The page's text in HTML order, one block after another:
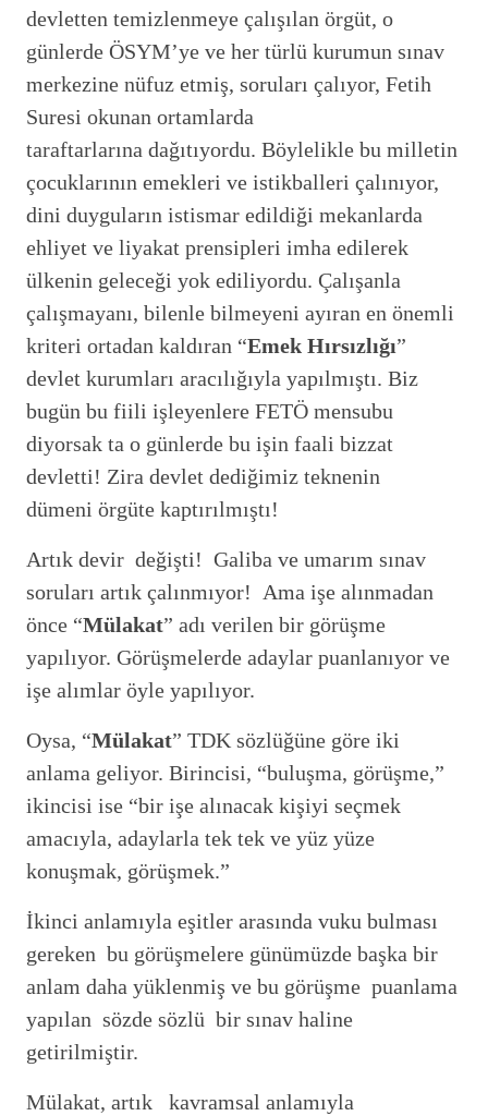
devletten temizlenmeye çalışılan örgüt, o
günlerde ÖSYM’ye ve her türlü kurumun sınav
merkezine nüfuz etmiş, soruları çalıyor, Fetih
Suresi okunan ortamlarda
taraftarlarına dağıtıyordu. Böylelikle bu milletin
çocuklarının emekleri ve istikballeri çalınıyor,
dini duyguların istismar edildiği mekanlarda
ehliyet ve liyakat prensipleri imha edilerek
ülkenin geleceği yok ediliyordu. Çalışanla
çalışmayanı, bilenle bilmeyeni ayıran en önemli
kriteri ortadan kaldıran “Emek Hırsızlığı”
devlet kurumları aracılığıyla yapılmıştı. Biz
bugün bu fiili işleyenlere FETÖ mensubu
diyorsak ta o günlerde bu işin faali bizzat
devletti! Zira devlet dediğimiz teknenin
dümeni örgüte kaptırılmıştı!
Artık devir değişti! Galiba ve umarım sınav
soruları artık çalınmıyor! Ama işe alınmadan
önce “Mülakat” adı verilen bir görüşme
yapılıyor. Görüşmelerde adaylar puanlanıyor ve
işe alımlar öyle yapılıyor.
Oysa, “Mülakat” TDK sözlüğüne göre iki
anlama geliyor. Birincisi, “buluşma, görüşme,”
ikincisi ise “bir işe alınacak kişiyi seçmek
amacıyla, adaylarla tek tek ve yüz yüze
konuşmak, görüşmek.”
İkinci anlamıyla eşitler arasında vuku bulması
gereken bu görüşmelere günümüzde başka bir
anlam daha yüklenmiş ve bu görüşme puanlama
yapılan sözde sözlü bir sınav haline
getirilmiştir.
Mülakat, artık kavramsal anlamıyla